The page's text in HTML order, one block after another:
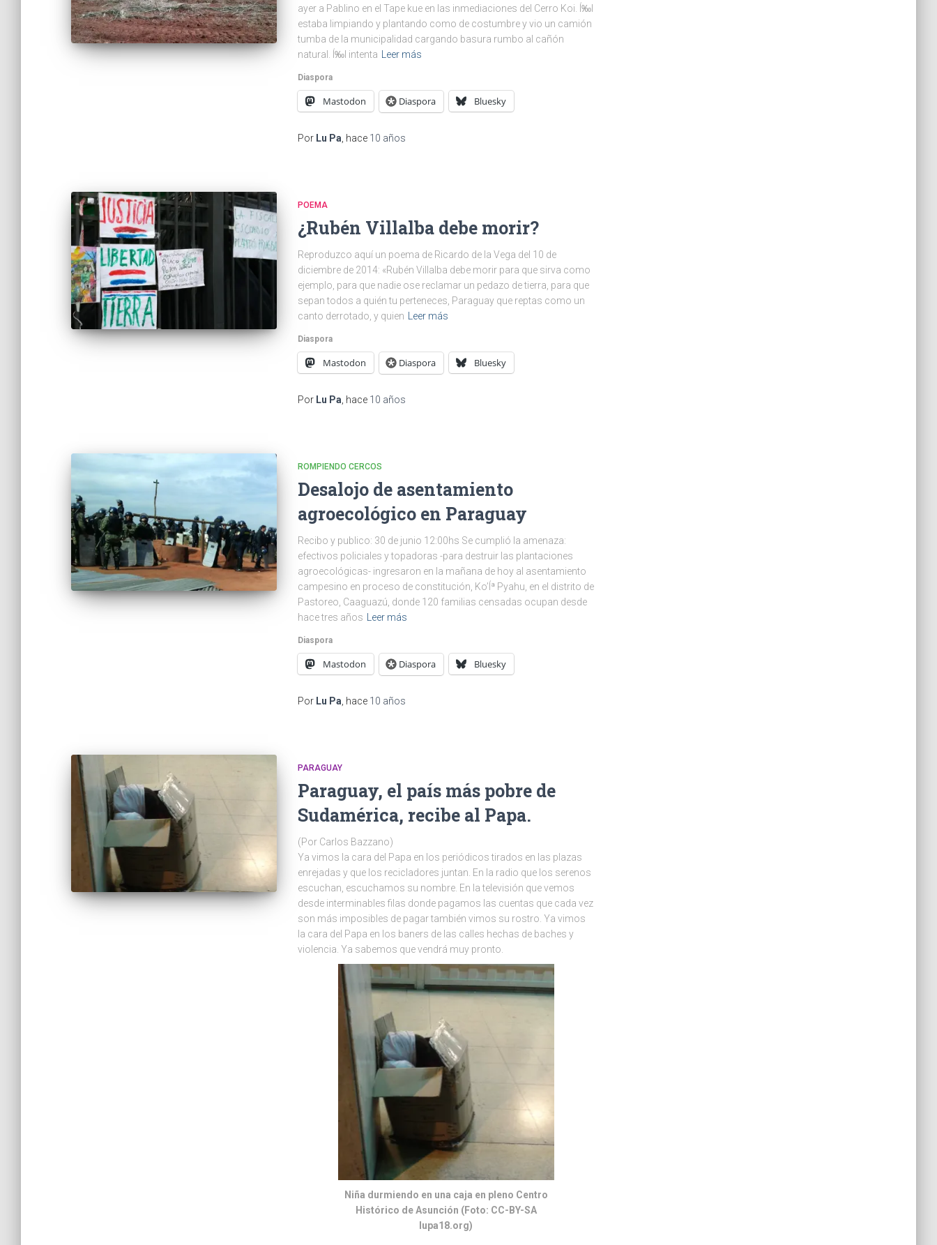
ayer a Pablino en el Tape kue en las inmediaciones del Cerro Koi. Í‰l
estaba limpiando y plantando como de costumbre y vio un camión
tumba de la municipalidad cargando basura rumbo al cañón
natural. Í‰l intenta
Leer más
Diaspora
Mastodon Diaspora Bluesky
Por Lu Pa , hace 10 años
POEMA
¿Rubén Villalba debe morir?
Reproduzco aquí un poema de Ricardo de la Vega del 10 de
diciembre de 2014: «Rubén Villalba debe morir para que sirva como
ejemplo, para que nadie ose reclamar un pedazo de tierra, para que
sepan todos a quién tu perteneces, Paraguay que reptas como un
canto derrotado, y quien
Leer más
Diaspora
Mastodon Diaspora Bluesky
Por Lu Pa , hace 10 años
ROMPIENDO CERCOS
Desalojo de asentamiento
agroecológico en Paraguay
Recibo y publico: 30 de junio 12:00hs Se cumplió la amenaza:
efectivos policiales y topadoras -para destruir las plantaciones
agroecológicas- ingresaron en la mañana de hoy al asentamiento
campesino en proceso de constitución, Ko’Íª Pyahu, en el distrito de
Pastoreo, Caaguazú, donde 120 familias censadas ocupan desde
hace tres años
Leer más
Diaspora
Mastodon Diaspora Bluesky
Por Lu Pa , hace 10 años
PARAGUAY
Paraguay, el país más pobre de
Sudamérica, recibe al Papa.
(Por Carlos Bazzano)
Ya vimos la cara del Papa en los periódicos tirados en las plazas
enrejadas y que los recicladores juntan. En la radio que los serenos
escuchan, escuchamos su nombre. En la televisión que vemos
desde interminables filas donde pagamos las cuentas que cada vez
son más imposibles de pagar también vimos su rostro. Ya vimos
la cara del Papa en los baners de las calles hechas de baches y
violencia. Ya sabemos que vendrá muy pronto.
Niña durmiendo en una caja en pleno Centro
Histórico de Asunción (Foto: CC-BY-SA
lupa18.org)